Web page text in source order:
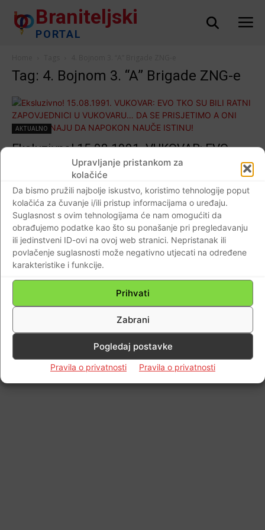
Upravljanje pristankom za
kolačiće
Da bismo pružili najbolje iskustvo, koristimo tehnologije poput
kolačića za čuvanje i/ili pristup informacijama o uređaju.
Suglasnost s ovim tehnologijama će nam omogućiti da
obrađujemo podatke kao što su ponašanje pri pregledavanju
ili jedinstveni ID-ovi na ovoj web stranici. Nepristanak ili
povlačenje suglasnosti može negativno utjecati na određene
karakteristike i funkcije.
Prihvati
Zabrani
Pogledaj postavke
Pravila o privatnosti Pravila o privatnosti
Braniteljski
PORTAL
Tag: 4. Bojnom 3. “A” Brigade ZNG-e
AKTUALNO
Eksluzivno! 15.08.1991. VUKOVAR: EVO
TKO SU BILI RATNI ZAPOVJEDNICI U
VUKOVARU… DA SE PRISJETIMO A ONI
KOJI NEZNAJU DA NAPOKON NAUČE
ISTINU!
Braniteljski portal 16.08.2019
Impressum Kontaktirajte nas Pravila o privatnosti
© Newspaper WordPress Theme by TagDiv